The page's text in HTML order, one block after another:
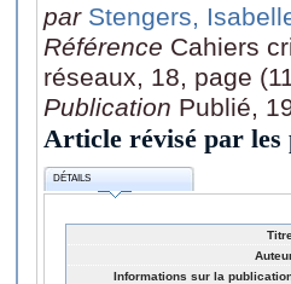
par Stengers,
Référence Cahiers
réseaux, 18, page
Publication Publié,
Article révisé par les
DÉTAILS
Informations sur la